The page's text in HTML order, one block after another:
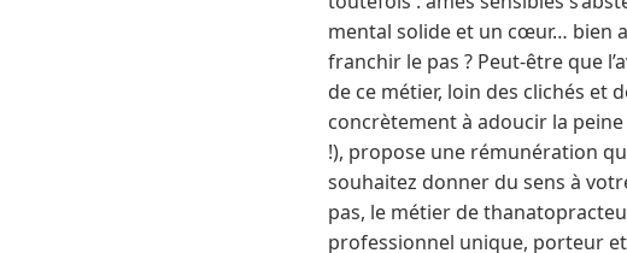
mental solide et un cœur… bien
franchir le pas ? Peut-être que
de ce métier, loin des clichés et
concrètement à adoucir la
!), propose une rémunération
souhaitez donner du sens à
pas, le métier de
professionnel unique, porteur